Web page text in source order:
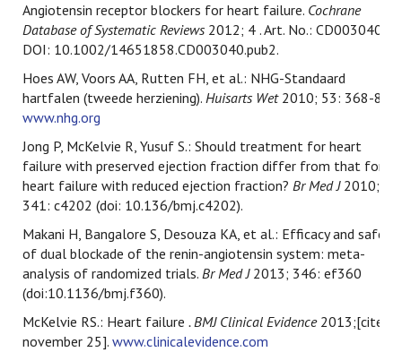
Angiotensin receptor blockers for heart failure. Cochrane
Database of Systematic Reviews 2012; 4 . Art. No.: CD003040.
DOI: 10.1002/14651858.CD003040.pub2.
Hoes AW, Voors AA, Rutten FH, et al.: NHG-Standaard
hartfalen (tweede herziening). Huisarts Wet2010; 53: 368-89.
www.nhg.org
Jong P, McKelvie R, Yusuf S.: Should treatment for heart
failure with preserved ejection fraction differ from that for
heart failure with reduced ejection fraction? Br Med J2010;
341: c4202 (doi: 10.136/bmj.c4202).
Makani H, Bangalore S, Desouza KA, et al.: Efficacy and safety
of dual blockade of the renin-angiotensin system: meta-
analysis of randomized trials. Br Med J2013; 346: ef360
(doi:10.1136/bmj.f360).
McKelvie RS.: Heart failure . BMJ Clinical Evidence2013;[cited
november 25]. www.clinicalevidence.com